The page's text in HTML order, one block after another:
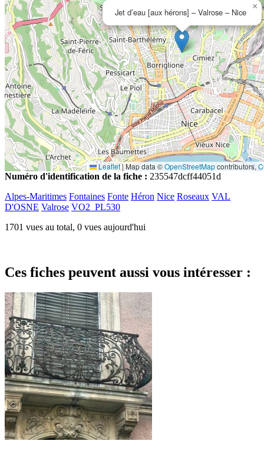
Jet d’eau [aux hérons] – Valrose – Nice
×
Leaflet|Map data ©OpenStreetMapcontributors,
Numéro d'identification de la fiche : 235547dcff44051d
Alpes-Maritimes Fontaines Fonte Héron Nice Roseaux VAL
D'OSNE Valrose VO2_PL530
1701 vues au total, 0 vues aujourd'hui
Ces fiches peuvent aussi vous intéresser :